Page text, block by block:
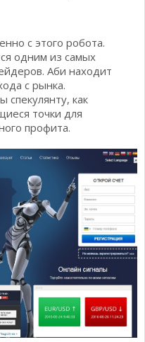
с этого робота.
одним из самых
Аби находит
с рынка.
спекулянту, как
точки для
профита.